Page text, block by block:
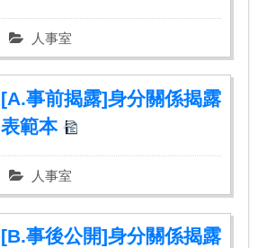
人事室
[A.事前揭露]身分關係揭露
表範本
人事室
[B.事後公開]身分關係揭露